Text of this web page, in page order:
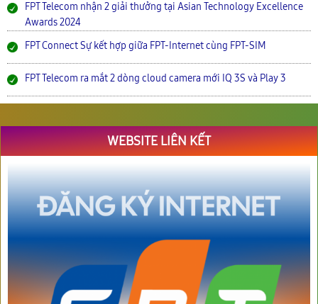
FPT Telecom nhận 2 giải thưởng tại Asian Technology Excellence
Awards 2024
FPT Connect Sự kết hợp giữa FPT-Internet cùng FPT-SIM
FPT Telecom ra mắt 2 dòng cloud camera mới IQ 3S và Play 3
WEBSITE LIÊN KẾT